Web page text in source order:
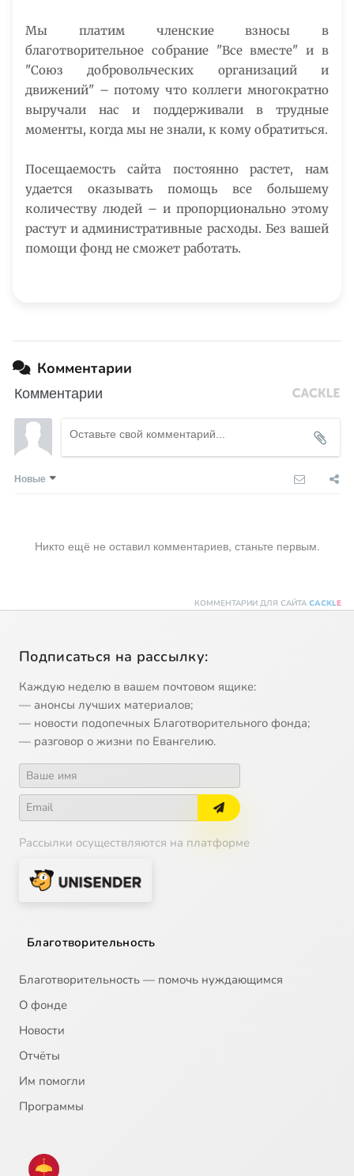
Мы платим членские взносы в
благотворительное собрание "Все вместе" и в
"Союз добровольческих организаций и
движений" – потому что коллеги многократно
выручали нас и поддерживали в трудные
моменты, когда мы не знали, к кому обратиться.
Посещаемость сайта постоянно растет, нам
удается оказывать помощь все большему
количеству людей – и пропорционально этому
растут и административные расходы. Без вашей
помощи фонд не сможет работать.
Комментарии
Комментарии
Новые
Никто ещё не оставил комментариев, станьте первым.
КОММЕНТАРИИ ДЛЯ САЙТА CACKLE
Подписаться на рассылку:
Каждую неделю в вашем почтовом ящике:
— анонсы лучших материалов;
— новости подопечных Благотворительного фонда;
— разговор о жизни по Евангелию.
Рассылки осуществляются на платформе
Благотворительность
Благотворительность — помочь нуждающимся
О фонде
Новости
Отчёты
Им помогли
Программы